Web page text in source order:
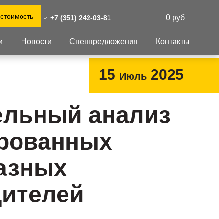
+7 (351) 242-03-81
242-03-81
78
и склад: Калужская
район Боровский,
парк "Ворсино",
0 руб
Изделия из
перфорированных
листов
Крепеж
Просечно-
настил
Металлоконструкция
Новости Спецпредложения Контакты
15 Июль 2025
анализ